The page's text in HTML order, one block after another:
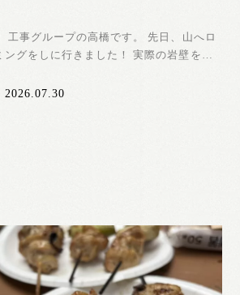
工事グループの高橋です。 先日、山へロ
ングをしに行きました！ 実際の岩壁を登
2026.07.30